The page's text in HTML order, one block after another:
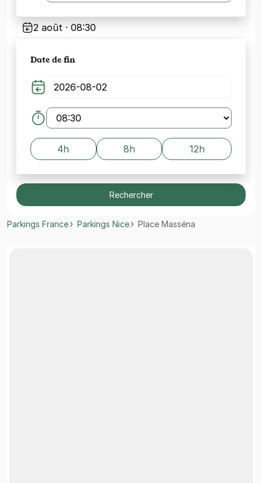
2 août · 08:30
Date de fin
4h 8h 12h
Rechercher
Parkings France Parkings Nice Place Masséna